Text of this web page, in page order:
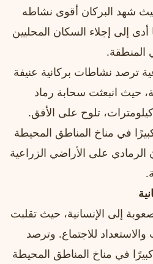
شهد البركان أقوى نشاطه
عامًا، مما أدى إلى إجلاء السكان المحليين
ترصد نشاطات بركانية عنيفة
حيث انبعثت سحابة رماد
بركاني كثيفة بارتفاع 4.5 كيلومترات، تلوح على الأفق.
في مناخ المناطق المحيطة
على الأراضي الزراعية
إلى الإنسانية، حيث تقلبت
للاجتماع. وترصد
في مناخ المناطق المحيطة